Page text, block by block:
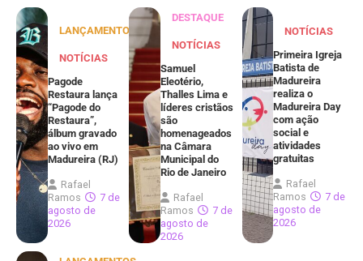
LANÇAMENTOS
NOTÍCIAS
Pagode
Restaura lança
“Pagode do
Restaura”,
álbum gravado
ao vivo em
Madureira (RJ)
Rafael
Ramos
7 de
agosto de
2026
DESTAQUE
NOTÍCIAS
Samuel
Eleotério,
Thalles Lima e
líderes cristãos
são
homenageados
na Câmara
Municipal do
Rio de Janeiro
Rafael
Ramos
7 de
agosto de
2026
NOTÍCIAS
Primeira Igreja
Batista de
Madureira
realiza o
Madureira Day
com ação
social e
atividades
gratuitas
Rafael
Ramos
7 de
agosto de
2026